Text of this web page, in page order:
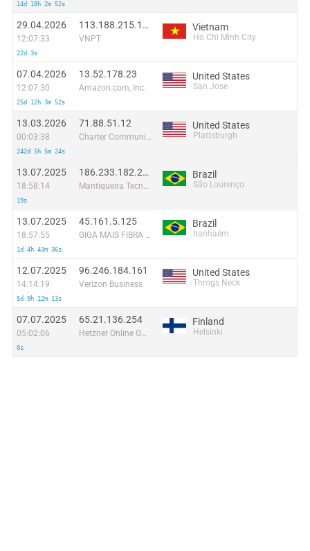
14d 18h 2m 52s
29.04.2026
12:07:33
22d 3s
113.188.215.189
VNPT
Vietnam
Ho Chi Minh City
07.04.2026
12:07:30
25d 12h 3m 52s
13.52.178.23
Amazon.com, Inc.
United States
San Jose
13.03.2026
00:03:38
242d 5h 5m 24s
71.88.51.12
Charter Communications
United States
Plattsburgh
13.07.2025
18:58:14
19s
186.233.182.242
Mantiqueira Tecnologia Ltda.
Brazil
São Lourenço
13.07.2025
18:57:55
1d 4h 43m 36s
45.161.5.125
GIGA MAIS FIBRA TELECOMUNICACOES S.A. (N. Santos)
Brazil
Itanhaém
12.07.2025
14:14:19
5d 9h 12m 13s
96.246.184.161
Verizon Business
United States
Throgs Neck
07.07.2025
05:02:06
0s
65.21.136.254
Hetzner Online GmbH
Finland
Helsinki